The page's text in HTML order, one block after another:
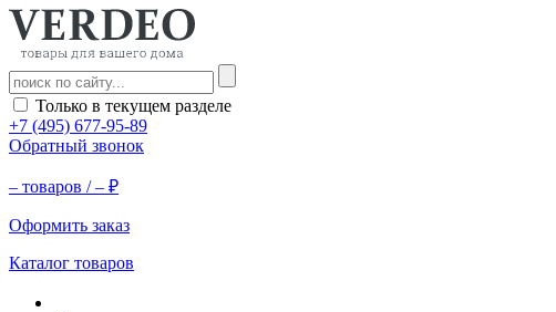
Только в текущем разделе
+7 (495) 677-95-89
Обратный звонок
– товаров /– ₽
Оформить заказ
Каталог товаров